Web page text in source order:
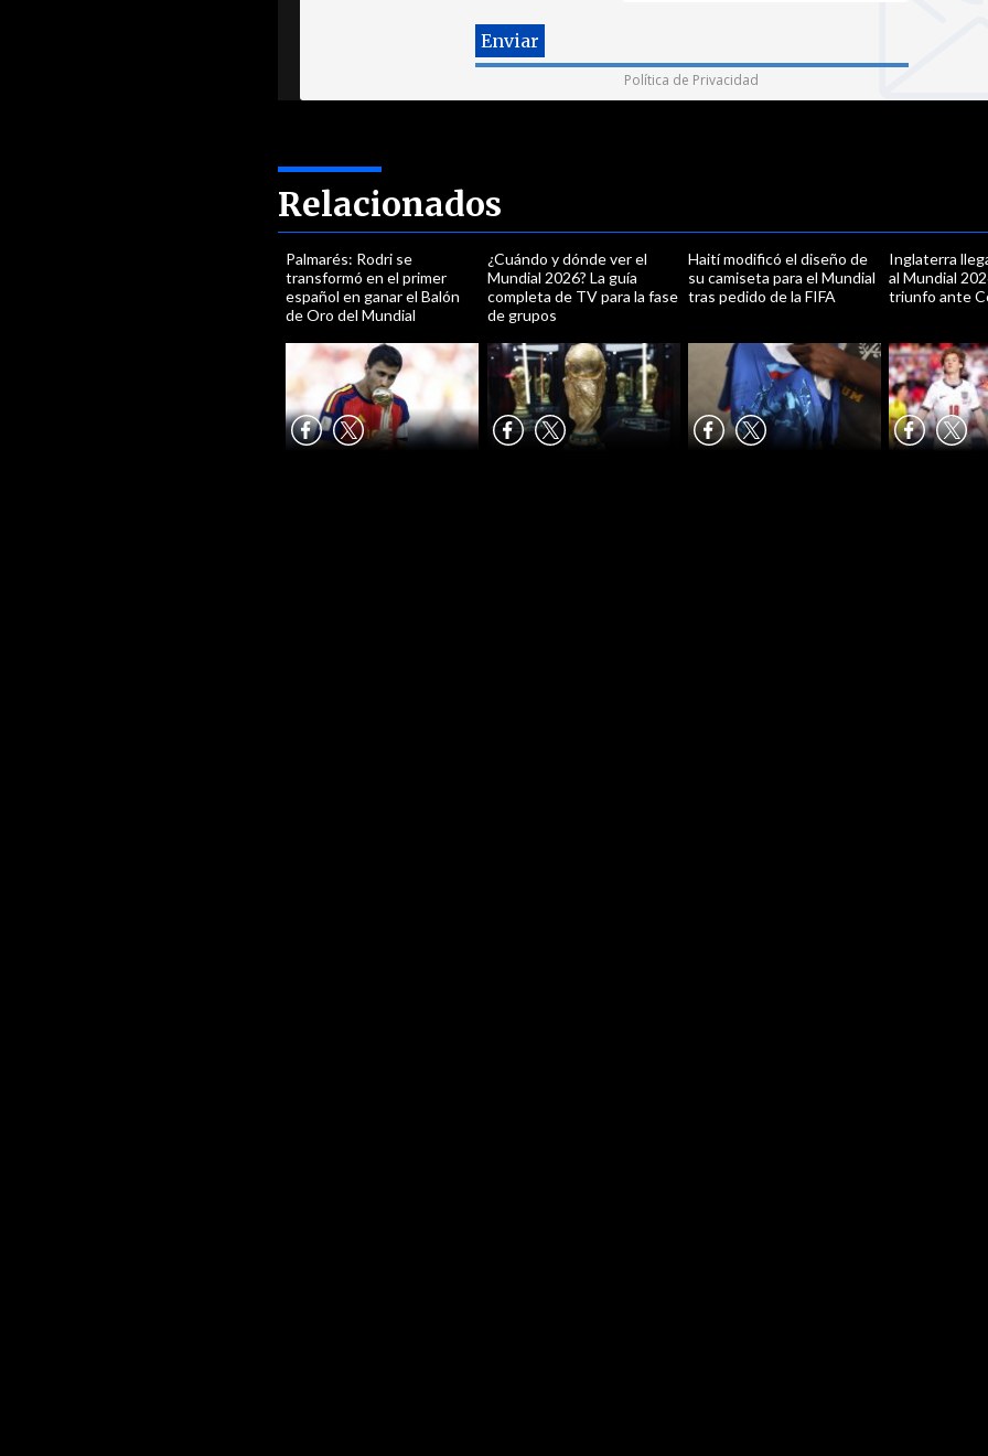
Política de Privacidad
Relacionados
Palmarés: Rodri se
transformó en el primer
español en ganar el Balón
de Oro del Mundial
¿Cuándo y dónde ver el
Mundial 2026? La guía
completa de TV para la fase
de grupos
Haití modificó el diseño de
su camiseta para el Mundial
tras pedido de la FIFA
Inglaterra
al Mundial
triunfo ante